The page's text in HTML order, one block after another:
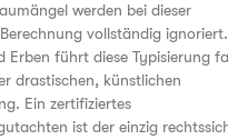
werden bei dieser
vollständig
Erben führt diese Typisierung
drastischen, künstlichen
Ein zertifiziertes
ist der einzig